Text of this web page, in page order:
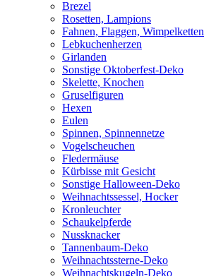
Brezel
Rosetten, Lampions
Fahnen, Flaggen, Wimpelketten
Lebkuchenherzen
Girlanden
Sonstige Oktoberfest-Deko
Skelette, Knochen
Gruselfiguren
Hexen
Eulen
Spinnen, Spinnennetze
Vogelscheuchen
Fledermäuse
Kürbisse mit Gesicht
Sonstige Halloween-Deko
Weihnachtssessel, Hocker
Kronleuchter
Schaukelpferde
Nussknacker
Tannenbaum-Deko
Weihnachtssterne-Deko
Weihnachtskugeln-Deko